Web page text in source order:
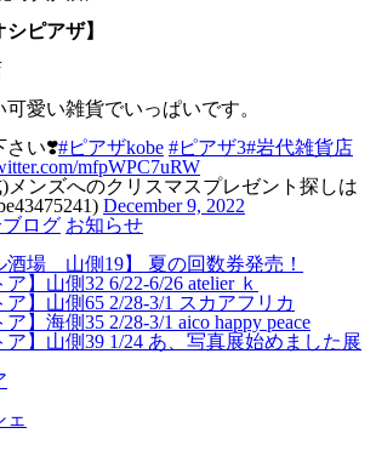
ピアザ】
愛い雑貨でいっぱいです。
さい❣️#ピアザkobe #ピアザ3#岩代雑貨店
mfpWPC7uRW
ンズへのクリスマスプレゼント探しは
December 9, 2022
ログ お知らせ
酒場 山側19】 夏の回数券発売！
】山側32 6/22-6/26 atelier ｋ
ア】山側65 2/28-3/1 スカアフリカ
】海側35 2/28-3/1 aico happy peace
ア】山側39 1/24 あ、写真展始めました展
ェ